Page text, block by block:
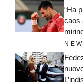
“Ha
caos